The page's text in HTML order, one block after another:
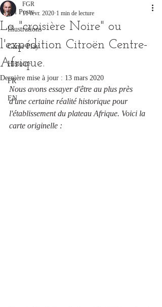
All Posts
Illustrations
Game Play
Histoire
FR
EN
La "croisière Noire" ou
l'expédition Citroën Centre-
Afrique.
FGR
11 févr. 2020 1 min de lecture
Dernière mise à jour : 13 mars 2020
Nous avons essayer d'être au plus près
d'une certaine réalité historique pour
l'établissement du plateau Afrique. Voici la
carte originelle :